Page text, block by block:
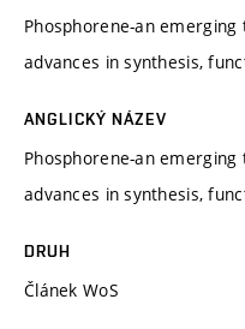
Phosphorene-an
advances in synthesis,
ANGLICKÝ NÁZEV
Phosphorene-an
advances in synthesis,
DRUH
Článek WoS